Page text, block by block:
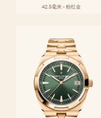
42.5毫米 - 粉红金